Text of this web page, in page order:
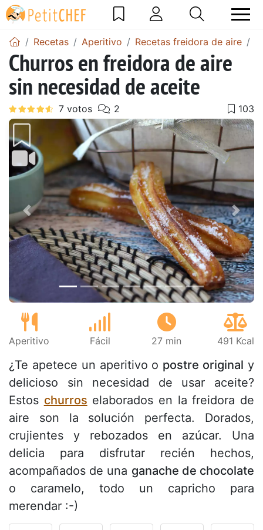
Recetas Aperitivo Recetas freidora de aire
Churros en freidora de aire
sin necesidad de aceite
Anterior
Aperitivo Fácil 27 min 491 Kcal
¿Te apetece un aperitivo o postre original y
delicioso sin necesidad de usar aceite?
Estos churros elaborados en la freidora de
aire son la solución perfecta. Dorados,
crujientes y rebozados en azúcar. Una
delicia para disfrutar recién hechos,
acompañados de una ganache de chocolate
o caramelo, todo un capricho para
merendar :-)